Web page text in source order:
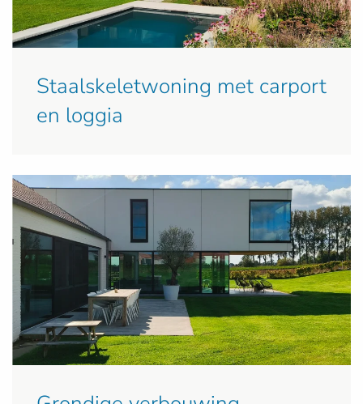
Staalskeletwoning met carport
en loggia